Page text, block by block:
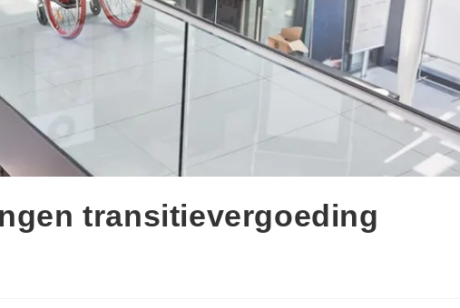
transitievergoeding